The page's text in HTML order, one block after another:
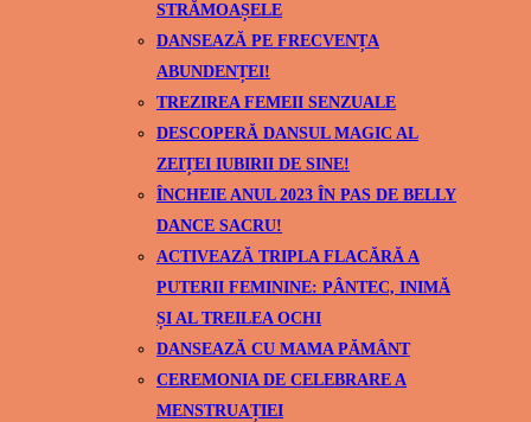
STRĂMOAȘELE
DANSEAZĂ PE FRECVENȚA
ABUNDENȚEI!
TREZIREA FEMEII SENZUALE
DESCOPERĂ DANSUL MAGIC AL
ZEIȚEI IUBIRII DE SINE!
ÎNCHEIE ANUL 2023 ÎN PAS DE BELLY
DANCE SACRU!
ACTIVEAZĂ TRIPLA FLACĂRĂ A
PUTERII FEMININE: PÂNTEC, INIMĂ
ȘI AL TREILEA OCHI
DANSEAZĂ CU MAMA PĂMÂNT
CEREMONIA DE CELEBRARE A
MENSTRUAȚIEI